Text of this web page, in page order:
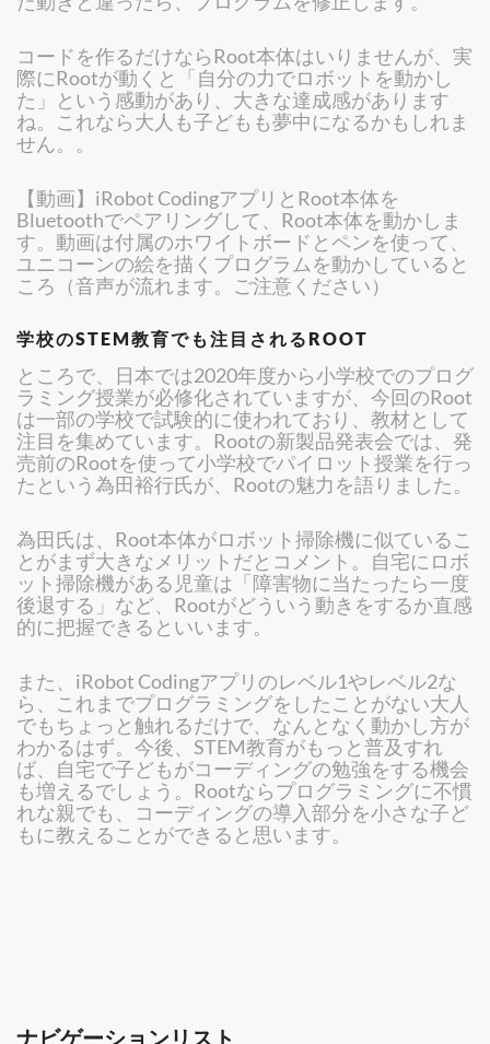
コードを作るだけならRoot本体はいりませんが、実
際にRootが動くと「自分の力でロボットを動かし
た」という感動があり、大きな達成感があります
ね。これなら大人も子どもも夢中になるかもしれま
せん。。
【動画】iRobot CodingアプリとRoot本体を
Bluetoothでペアリングして、Root本体を動かしま
す。動画は付属のホワイトボードとペンを使って、
ユニコーンの絵を描くプログラムを動かしていると
ころ（音声が流れます。ご注意ください）
学校のSTEM教育でも注目されるROOT
ところで、日本では2020年度から小学校でのプログ
ラミング授業が必修化されていますが、今回のRoot
は一部の学校で試験的に使われており、教材として
注目を集めています。Rootの新製品発表会では、発
売前のRootを使って小学校でパイロット授業を行っ
たという為田裕行氏が、Rootの魅力を語りました。
為田氏は、Root本体がロボット掃除機に似ているこ
とがまず大きなメリットだとコメント。自宅にロボ
ット掃除機がある児童は「障害物に当たったら一度
後退する」など、Rootがどういう動きをするか直感
的に把握できるといいます。
また、iRobot Codingアプリのレベル1やレベル2な
ら、これまでプログラミングをしたことがない大人
でもちょっと触れるだけで、なんとなく動かし方が
わかるはず。今後、STEM教育がもっと普及すれ
ば、自宅で子どもがコーディングの勉強をする機会
も増えるでしょう。Rootならプログラミングに不慣
れな親でも、コーディングの導入部分を小さな子ど
もに教えることができると思います。
ナビゲーションリスト